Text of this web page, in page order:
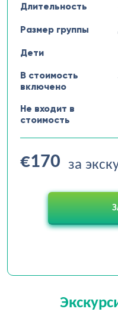
Длительность
Размер группы
Дети
В стоимость
включено
Не входит в
стоимость
€170 за